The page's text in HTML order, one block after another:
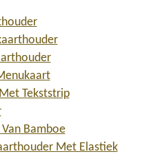
Tekststrip
Bamboe
Met Elastiek